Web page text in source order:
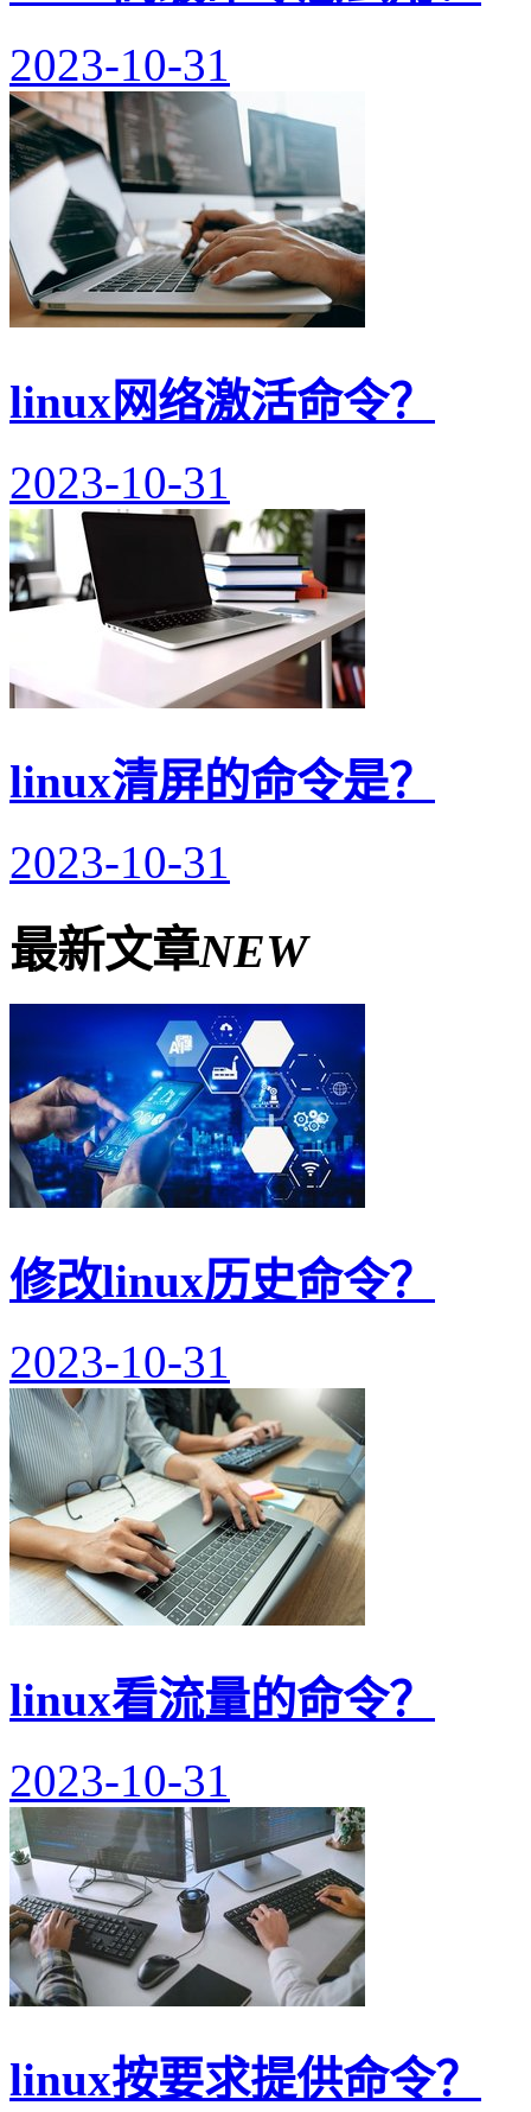
2023-10-31
linux网络激活命令？
2023-10-31
linux清屏的命令是？
2023-10-31
最新文章NEW
修改linux历史命令？
2023-10-31
linux看流量的命令？
2023-10-31
linux按要求提供命令？